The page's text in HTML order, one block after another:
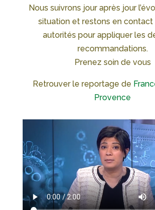
Nous suivrons jour après jour
situation et restons en contact
autorités pour appliquer les
recommandations.
Prenez soin de vous
Retrouver le reportage de
Provence